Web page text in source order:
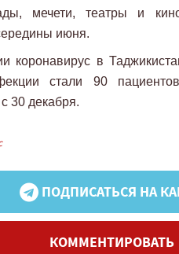
мечети, театры и
июня.
коронавирус в
стали 90
30 декабря.
ПОДПИСАТЬСЯ НА
КОММЕНТИРОВАТЬ